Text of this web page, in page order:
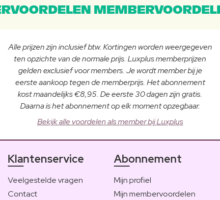
Alle prijzen zijn inclusief btw. Kortingen worden weergegeven
ten opzichte van de normale prijs. Luxplus memberprijzen
gelden exclusief voor members. Je wordt member bij je
eerste aankoop tegen de memberprijs. Het abonnement
kost maandelijks €8,95. De eerste 30 dagen zijn gratis.
Daarna is het abonnement op elk moment opzegbaar.
Bekijk alle voordelen als member bij Luxplus
Klantenservice
Veelgestelde vragen
Contact
Abonnement
Mijn profiel
Mijn membervoordelen